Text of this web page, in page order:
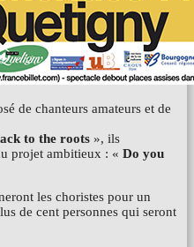
de chanteurs amateurs et de
to the roots », ils
projet ambitieux : « Do you
les choristes pour un
de cent personnes qui seront